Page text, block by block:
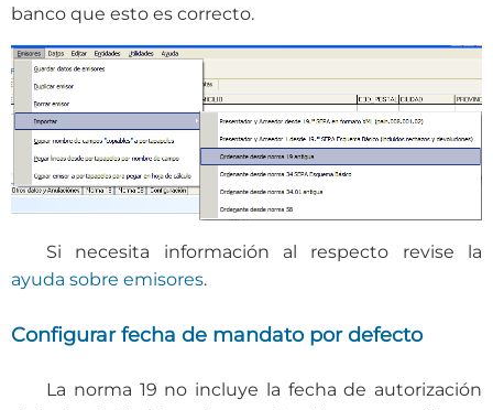
banco que esto es correcto.
Si necesita información al respecto revise la
ayuda sobre emisores.
Configurar fecha de mandato por defecto
La norma 19 no incluye la fecha de autorización